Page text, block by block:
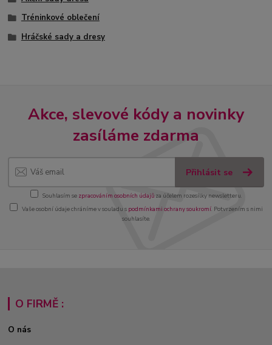
Tréninkové oblečení
Hráčské sady a dresy
Akce, slevové kódy a novinky
zasíláme zdarma
Přihlásit se
Souhlasím se zpracováním osobních údajůza účelem rozesílky newsletteru.
Vaše osobní údaje chráníme v souladu s podmínkami ochrany soukromí. Potvrzením s nimi
souhlasíte.
O FIRMĚ :
O nás